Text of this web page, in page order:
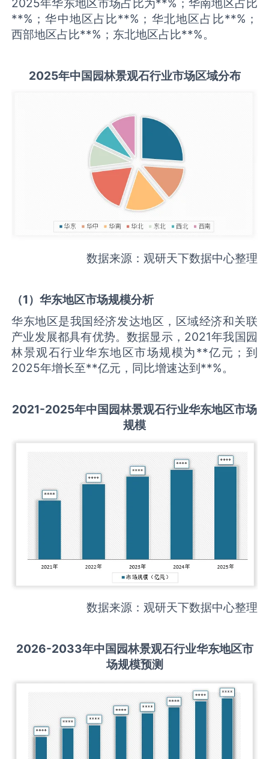
**%；华中地区占比**%；华北地区占比**%；
西部地区占比**%；东北地区占比**%。
2025年中国园林景观石行业市场区域分布
数据来源：观研天下数据中心整理
（1）华东地区市场规模分析
华东地区是我国经济发达地区，区域经济和关联
产业发展都具有优势。数据显示，2021年我国园
林景观石行业华东地区市场规模为**亿元；到
2025年增长至**亿元，同比增速达到**%。
2021-2025年中国园林景观石行业华东地区市场
规模
数据来源：观研天下数据中心整理
2026-2033年中国园林景观石行业华东地区市
场规模预测